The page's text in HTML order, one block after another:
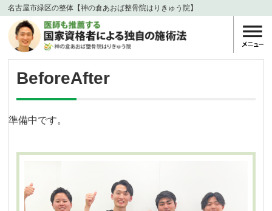
名古屋市緑区の整体【神の倉あおば整骨院はりきゅう院】
BeforeAfter
準備中です。